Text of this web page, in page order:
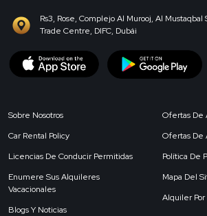
Rs3, Rose, Complejo Al Murooj, Al Mustaqbal
Trade Centre, DIFC, Dubái
Sobre Nosotros
Car Rental Policy
Licencias De Conducir Permitidas
Enumere Sus Alquileres
Vacacionales
Blogs Y Noticias
Ofertas De
Ofertas De
Política De
Mapa Del
Alquiler Por